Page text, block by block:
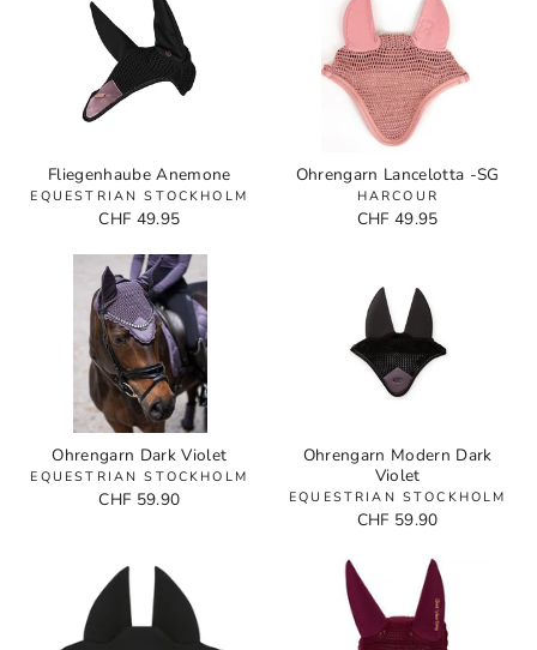
Fliegenhaube Anemone
EQUESTRIAN STOCKHOLM
CHF 49.95
Ohrengarn Lancelotta -SG
HARCOUR
CHF 49.95
Ohrengarn Dark Violet
EQUESTRIAN STOCKHOLM
CHF 59.90
Ohrengarn Modern Dark
Violet
EQUESTRIAN STOCKHOLM
CHF 59.90